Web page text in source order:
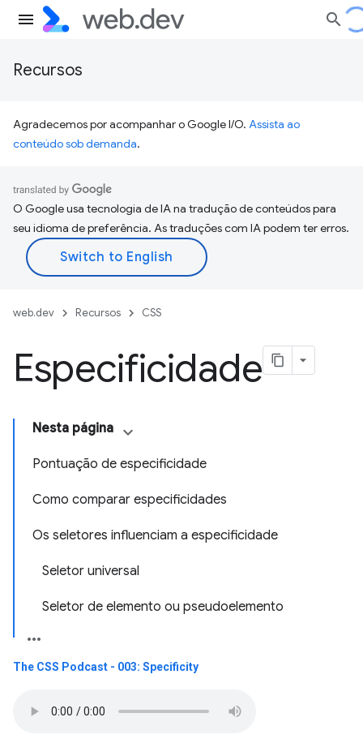
Recursos
Agradecemos por acompanhar o Google I/O. Assista ao
conteúdo sob demanda.
O Google usa tecnologia de IA na tradução de conteúdos para
seu idioma de preferência. As traduções com IA podem ter erros.
web.dev Recursos CSS
Especificidade
Nesta página
Pontuação de especificidade
Como comparar especificidades
Os seletores influenciam a especificidade
Seletor universal
Seletor de elemento ou pseudoelemento
The CSS Podcast - 003: Specificity